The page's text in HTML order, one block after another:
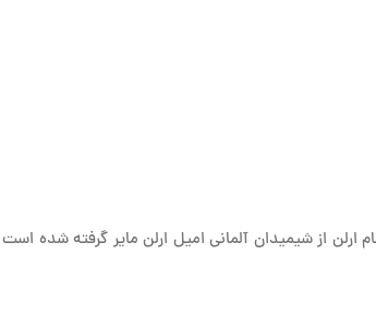
از شیمیدان آلمانی امیل ارلن مایر گرفته شده